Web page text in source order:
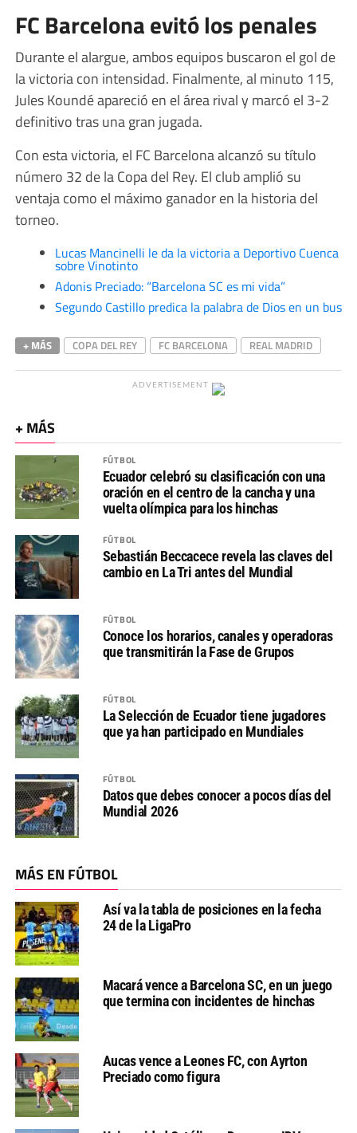
FC Barcelona evitó los penales
Durante el alargue, ambos equipos buscaron el gol de
la victoria con intensidad. Finalmente, al minuto 115,
Jules Koundé apareció en el área rival y marcó el 3-2
definitivo tras una gran jugada.
Con esta victoria, el FC Barcelona alcanzó su título
número 32 de la Copa del Rey. El club amplió su
ventaja como el máximo ganador en la historia del
torneo.
Lucas Mancinelli le da la victoria a Deportivo Cuenca
sobre Vinotinto
Adonis Preciado: “Barcelona SC es mi vida”
Segundo Castillo predica la palabra de Dios en un bus
+ MÁS COPA DEL REY FC BARCELONA REAL MADRID
ADVERTISEMENT
+ MÁS
FÚTBOL
Ecuador celebró su clasificación con una
oración en el centro de la cancha y una
vuelta olímpica para los hinchas
FÚTBOL
Sebastián Beccacece revela las claves del
cambio en La Tri antes del Mundial
FÚTBOL
Conoce los horarios, canales y operadoras
que transmitirán la Fase de Grupos
FÚTBOL
La Selección de Ecuador tiene jugadores
que ya han participado en Mundiales
FÚTBOL
Datos que debes conocer a pocos días del
Mundial 2026
MÁS EN FÚTBOL
Así va la tabla de posiciones en la fecha
24 de la LigaPro
Macará vence a Barcelona SC, en un juego
que termina con incidentes de hinchas
Aucas vence a Leones FC, con Ayrton
Preciado como figura